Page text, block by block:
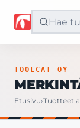
Etusivu
TOOLCAT OY
Etusivu›Tuotteet